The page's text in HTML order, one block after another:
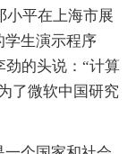
小平在上海市展
学生演示程序
劲的头说：“计算
了微软中国研究